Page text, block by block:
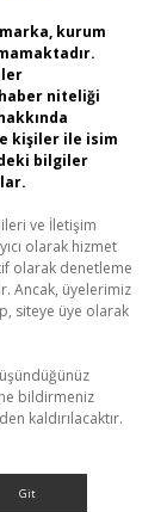
kurum
niteliği
kişiler ile isim
bilgiler
ve İletişim
olarak hizmet
olarak denetleme
Ancak, üyelerimiz
siteye üye olarak
bildirmeniz
kaldırılacaktır.